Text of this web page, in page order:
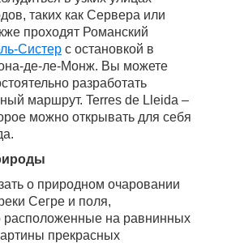
таких как Сервера или
проходят Романский
Систер с остановкой в
де-ле-Монж. Вы можете
разработать
маршрут. Terres de Lleida –
можно открывать для себя
о природном очаровании
Сегре и поля,
расположенные на равнинных
прекрасных